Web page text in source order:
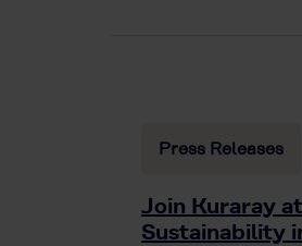
Press Releases
Join Kuraray
Sustainability